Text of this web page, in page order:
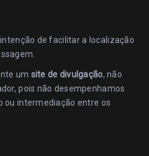
de facilitar a localização
um site de divulgação, não
pois não desempenhamos
ou intermediação entre os